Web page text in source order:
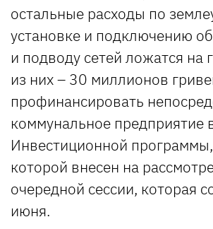
остальные расходы по
установке и подключению
и подводу сетей ложатся на
из них – 30 миллионов
профинансировать
коммунальное предприятие
Инвестиционной
которой внесен на
очередной сессии, которая
июня.